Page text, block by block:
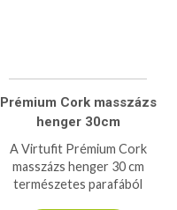
Prémium Cork masszázs
henger 30cm
A Virtufit Prémium Cork
masszázs henger 30 cm
természetes parafából